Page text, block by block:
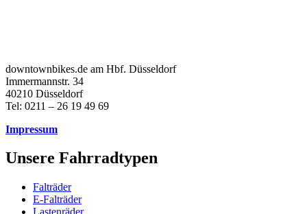
downtownbikes.de am Hbf. Düsseldorf
Immermannstr. 34
40210 Düsseldorf
Tel: 0211 – 26 19 49 69
Impressum
Unsere Fahrradtypen
Falträder
E-Falträder